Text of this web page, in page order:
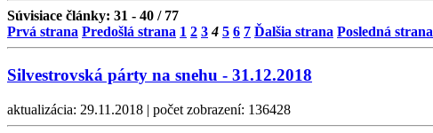
Súvisiace články: 31 - 40 / 77
Prvá strana Predošlá strana 1 2 3 4 5 6 7 Ďalšia strana Posledná strana
Silvestrovská párty na snehu - 31.12.2018
aktualizácia: 29.11.2018 | počet zobrazení: 136428